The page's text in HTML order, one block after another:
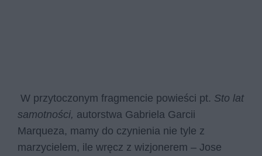
W przytoczonym fragmencie powieści pt. Sto lat
samotności, autorstwa Gabriela Garcii
Marqueza, mamy do czynienia nie tyle z
marzycielem, ile wręcz z wizjonerem – Jose